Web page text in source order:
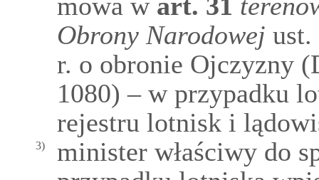
Obrony Narodowej ust.
r. o obronie Ojczyzny
1080) – w przypadku
rejestru lotnisk i
3)
minister właściwy do